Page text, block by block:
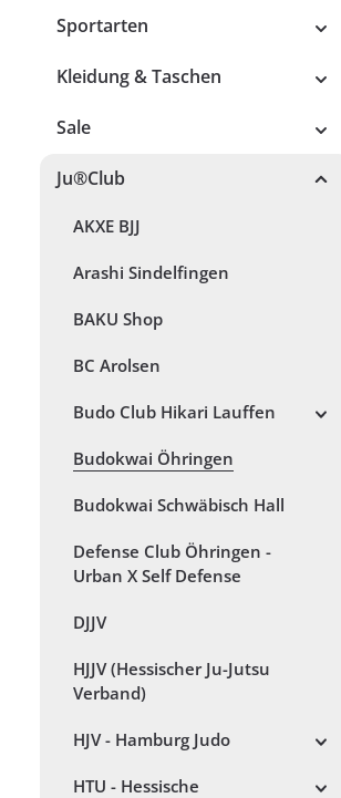
Sportarten
Kleidung & Taschen
Sale
Ju®Club
AKXE BJJ
Arashi Sindelfingen
BAKU Shop
BC Arolsen
Budo Club Hikari Lauffen
Budokwai Öhringen
Budokwai Schwäbisch Hall
Defense Club Öhringen -
Urban X Self Defense
DJJV
HJJV (Hessischer Ju-Jutsu
Verband)
HJV - Hamburg Judo
HTU - Hessische